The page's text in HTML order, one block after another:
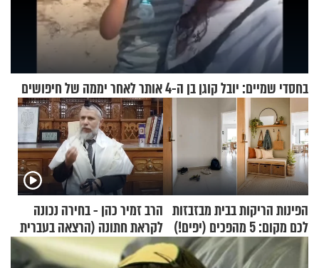
בחסדי שמיים: יובל קוגן בן ה-4 אותר לאחר יממה של חיפושים
הפינות הריקות בבית מבזבזות
לכם מקום: 5 מהפכים (יפים!)
שאפשר לעשות כבר היום
הרב זמיר כהן - בחירה נכונה
לקראת חתונה (הרצאה בעברית
+ צרפתית)